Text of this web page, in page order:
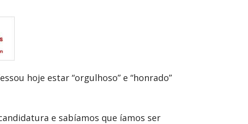
hoje estar “orgulhoso” e “honrado”
e sabíamos que íamos ser